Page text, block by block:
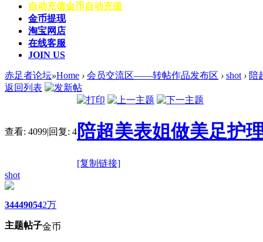
自动充值金币自动充值
金币提现
淘宝网店
在线客服
JOIN US
赤足者论坛»Home › 会员交流区——转帖作品发布区 › shot › 陪
返回列表
查看: 4099|回复: 4 陪超美表姐做美足护
[复制链接]
shot
3444
主题
9054
帖子
2万
金币